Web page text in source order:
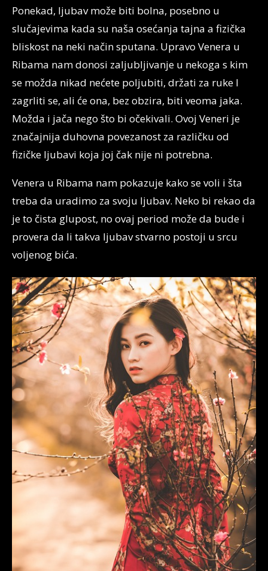
Ponekad, ljubav može biti bolna, posebno u
slučajevima kada su naša osećanja tajna a fizička
bliskost na neki način sputana. Upravo Venera u
Ribama nam donosi zaljubljivanje u nekoga s kim
se možda nikad nećete poljubiti, držati za ruke I
zagrliti se, ali će ona, bez obzira, biti veoma jaka.
Možda i jača nego što bi očekivali. Ovoj Veneri je
značajnija duhovna povezanost za različku od
fizičke ljubavi koja joj čak nije ni potrebna.
Venera u Ribama nam pokazuje kako se voli i šta
treba da uradimo za svoju ljubav. Neko bi rekao da
je to čista glupost, no ovaj period može da bude i
provera da li takva ljubav stvarno postoji u srcu
voljenog bića.